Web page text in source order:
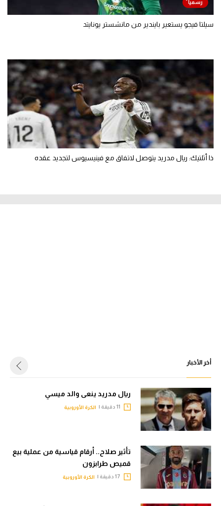
سيلتا فيجو يستعير بايندير من مانشستر يونايتد
ذا أثلتيك: ريال مدريد يتوصل لاتفاق مع فينيسيوس لتجديد عقده
أخر الأخبار
ريال مدريد ينعى والد ميسي
الكرة الأوروبية
تأثير صلاح.. أرقام قياسية من عملية بيع
قميص طرابزون
الكرة الأوروبية